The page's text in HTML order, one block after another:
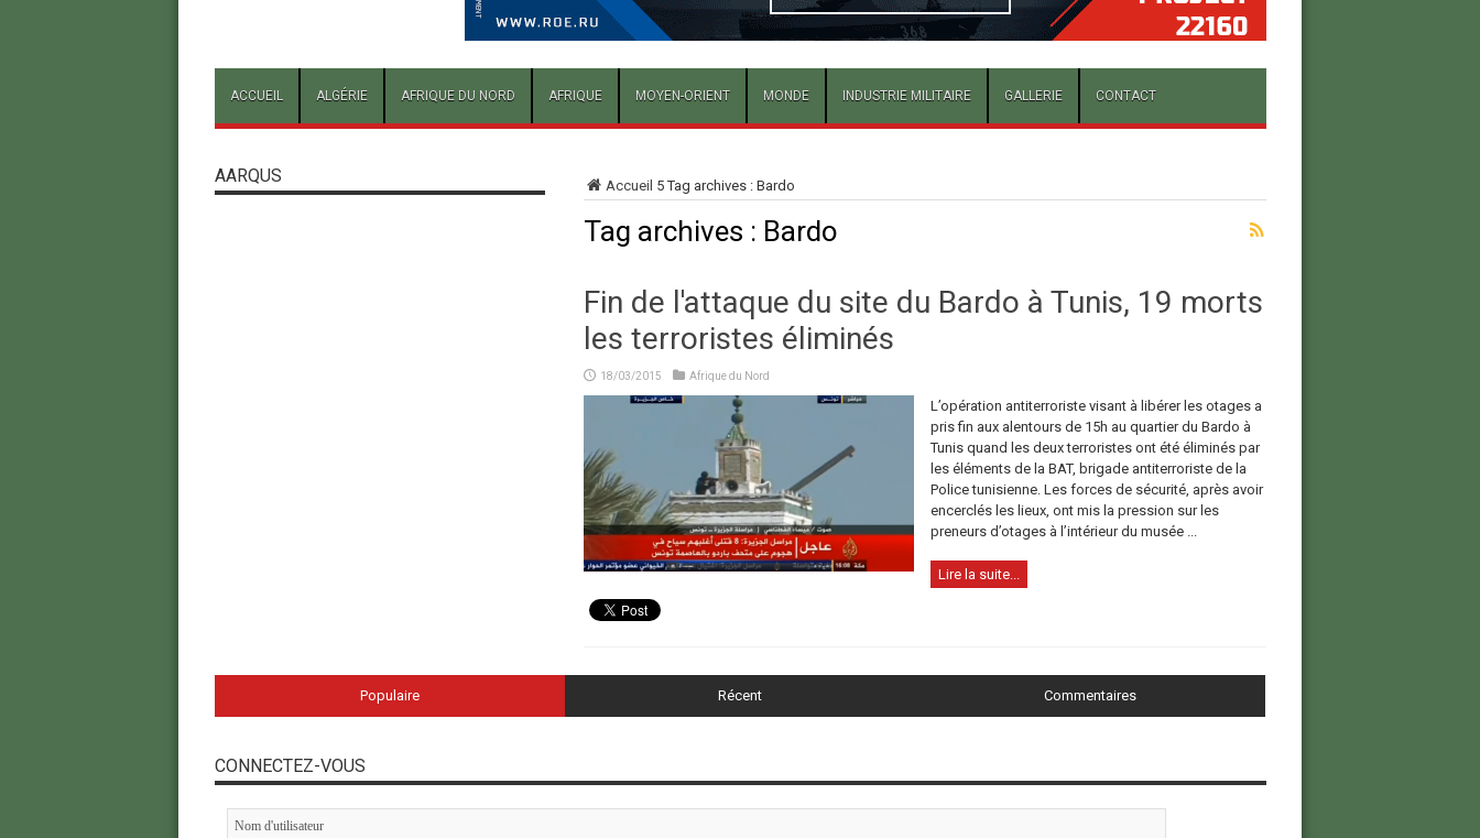
ACCUEIL ALGÉRIE AFRIQUE DU NORD AFRIQUE MOYEN-ORIENT MONDE INDUSTRIE MILITAIRE GALLERIE CONTACT
Accueil 5Tag archives : Bardo
Tag archives : Bardo
Fin de l'attaque du site du Bardo à Tunis, 19 morts
les terroristes éliminés
18/03/2015 Afrique du Nord
L’opération antiterroriste visant à libérer les otages a
pris fin aux alentours de 15h au quartier du Bardo à
Tunis quand les deux terroristes ont été éliminés par
les éléments de la BAT, brigade antiterroriste de la
Police tunisienne. Les forces de sécurité, après avoir
encerclés les lieux, ont mis la pression sur les
preneurs d’otages à l’intérieur du musée ...
Lire la suite...
AARQUS
Populaire Récent Commentaires
CONNECTEZ-VOUS